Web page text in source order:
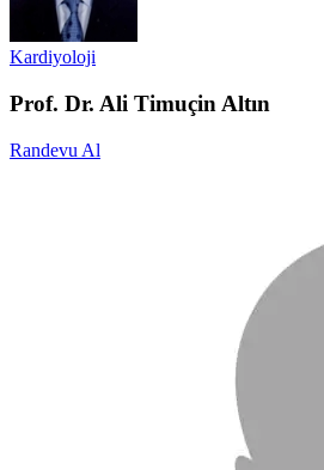
Kardiyoloji
Prof. Dr. Ali Timuçin Altın
Randevu Al